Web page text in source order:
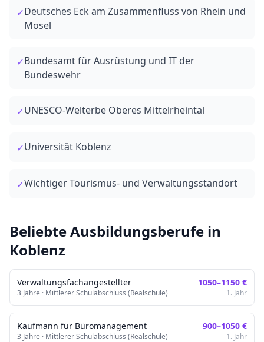
✓Deutsches Eck am Zusammenfluss von Rhein und
Mosel
✓Bundesamt für Ausrüstung und IT der
Bundeswehr
✓UNESCO-Welterbe Oberes Mittelrheintal
✓Universität Koblenz
✓Wichtiger Tourismus- und Verwaltungsstandort
Beliebte Ausbildungsberufe in
Koblenz
Verwaltungsfachangestellter
3 Jahre · Mittlerer Schulabschluss (Realschule)
1050–1150 €
1. Jahr
Kaufmann für Büromanagement
3 Jahre · Mittlerer Schulabschluss (Realschule)
900–1050 €
1. Jahr